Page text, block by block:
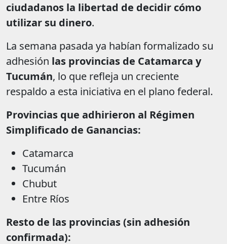
ciudadanos la libertad de decidir cómo
utilizar su dinero.
La semana pasada ya habían formalizado su
adhesión las provincias de Catamarca y
Tucumán, lo que refleja un creciente
respaldo a esta iniciativa en el plano federal.
Provincias que adhirieron al Régimen
Simplificado de Ganancias:
Catamarca
Tucumán
Chubut
Entre Ríos
Resto de las provincias (sin adhesión
confirmada):